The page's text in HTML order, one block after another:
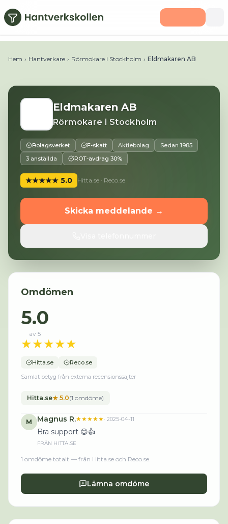
Hoppa till huvudinnehåll
Hem › Hantverkare › Rörmokare i Stockholm › Eldmakaren AB
Eldmakaren AB
Rörmokare i Stockholm
Bolagsverket F-skatt Aktiebolag Sedan 1985
3 anställda
ROT-avdrag 30%
★★★★★ 5.0 Hitta.se · Reco.se
Skicka meddelande →
Omdömen
5.0
av 5
★★★★★
Hitta.se
Reco.se
Samlat betyg från externa recensionssajter
Hitta.se★ 5.0(1 omdöme)
M Magnus R.★★★★★· 2025-04-11
Bra support 😄👍
FRÅN HITTA.SE
1 omdöme totalt — från Hitta.se och Reco.se.
Lämna omdöme